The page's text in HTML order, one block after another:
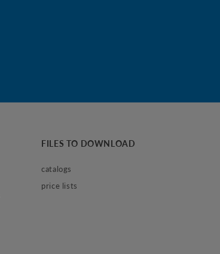
FILES TO DOWNLOAD
catalogs
price lists